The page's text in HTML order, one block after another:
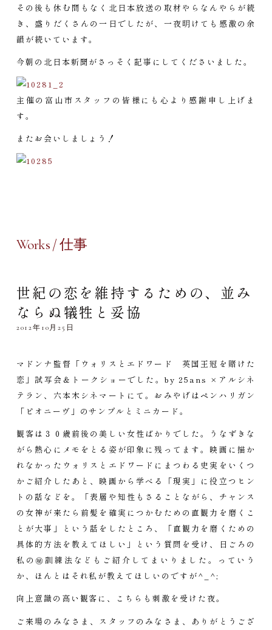
その後も休む間もなく北日本放送の取材やらなんやらが続
き、盛りだくさんの一日でしたが、一夜明けても感激の余
韻が続いています。
今朝の北日本新聞がさっそく記事にしてくださいました。
主催の富山市スタッフの皆様にも心より感謝申し上げま
す。
またお会いしましょう！
Works / 仕事
世紀の恋を維持するための、並み
ならぬ犠牲と妥協
2012年10月25日
マドンナ監督「ウォリスとエドワード 英国王冠を賭けた
恋」試写会＆トークショーでした。by 25ans ×アルシネ
テラン、六本木シネマートにて。おみやげはペンハリガン
「ピオニーヴ」のサンプルとミニカード。
観客は３０歳前後の美しい女性ばかりでした。うなずきな
がら熱心にメモをとる姿が印象に残ってます。映画に描か
れなかったウォリスとエドワードにまつわる史実をいくつ
かご紹介したあと、映画から学べる「現実」に役立つヒン
トの話などを。「表層や知性もさることながら、チャンス
の女神が来たら前髪を確実につかむための直観力を磨くこ
とが大事」という話をしたところ、「直観力を磨くための
具体的方法を教えてほしい」という質問を受け、日ごろの
私の㊙訓練法などもご紹介してまいりました。っていう
か、ほんとはそれ私が教えてほしいのですが^_^;
向上意識の高い観客に、こちらも刺激を受けた夜。
ご来場のみなさま、スタッフのみなさま、ありがとうござ